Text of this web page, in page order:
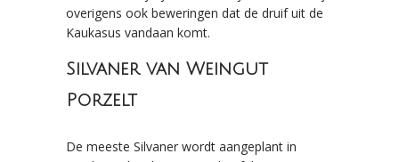
overigens ook beweringen dat de druif uit de
Kaukasus vandaan komt.
Silvaner van Weingut
Porzelt
De meeste Silvaner wordt aangeplant in